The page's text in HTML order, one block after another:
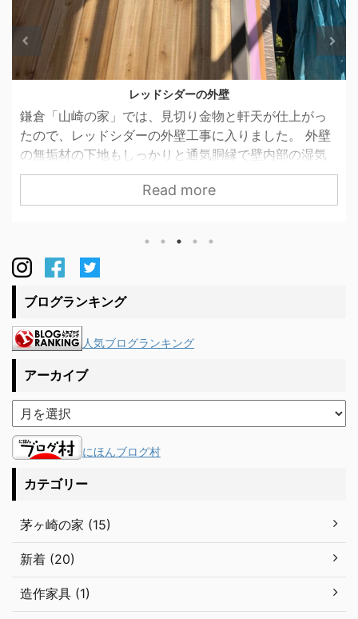
レッドシダーの外壁
鎌倉「山崎の家」では、見切り金物と軒天が仕上がっ
たので、レッドシダーの外壁工事に入りました。 外壁
の無垢材の下地もしっかりと通気胴縁で壁内部の湿気
の逃げ道を確保しているのですが、「山崎の家」は扉
や金物などとの納まりの関係上、流通している通気胴
より掘り込みにした方がいいだろうと大工さんたちが
んたちに伝わり、その気持ちを ...
Read more
ブログランキング
人気ブログランキング
アーカイブ
にほんブログ村
カテゴリー
茅ヶ崎の家 (15)
新着 (20)
造作家具 (1)